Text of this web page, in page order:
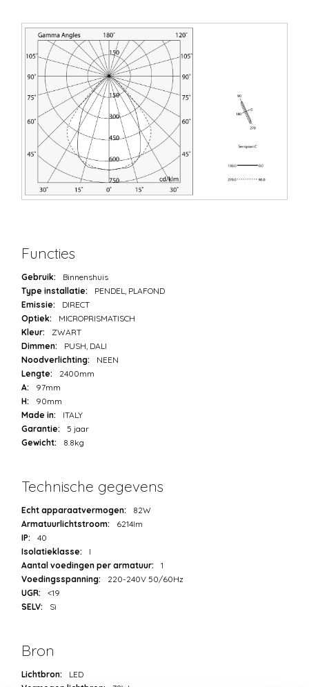
Functies
Gebruik:
Binnenshuis
Type installatie:
PENDEL, PLAFOND
Emissie:
DIRECT
Optiek:
MICROPRISMATISCH
Kleur:
ZWART
Dimmen:
PUSH, DALI
Noodverlichting:
NEEN
Lengte:
2400mm
A:
97mm
H:
90mm
Made in:
ITALY
Garantie:
5 jaar
Gewicht:
8.8kg
Technische gegevens
Echt apparaatvermogen:
82W
Armatuurlichtstroom:
6214lm
IP:
40
Isolatieklasse:
I
Aantal voedingen per armatuur:
1
Voedingsspanning:
220-240V 50/60Hz
UGR:
<19
SELV:
Sì
Bron
Lichtbron:
LED